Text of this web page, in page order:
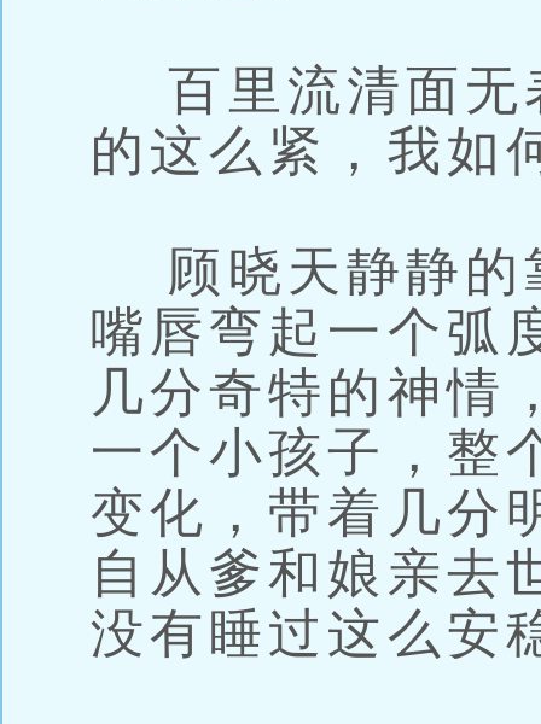
百里流清面无
的这么紧，我如
顾晓天静静的
嘴唇弯起一个弧
几分奇特的神情
一个小孩子，整
变化，带着几分
自从爹和娘亲去
没有睡过这么安